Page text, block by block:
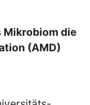
Mikrobiom die
(AMD)